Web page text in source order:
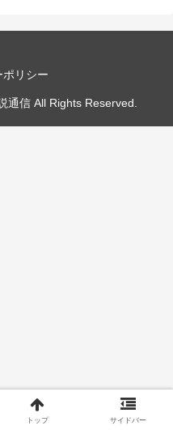
ポリシー
信 All Rights Reserved.
トップ サイドバー